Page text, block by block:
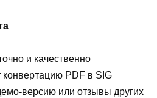
и качественно
PDF в SIG
версию или отзывы других